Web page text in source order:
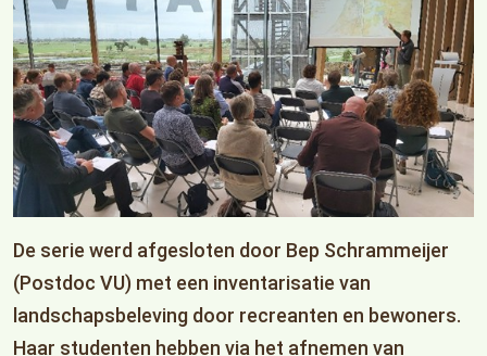
De serie werd afgesloten door Bep Schrammeijer
(Postdoc VU) met een inventarisatie van
landschapsbeleving door recreanten en bewoners.
Haar studenten hebben via het afnemen van